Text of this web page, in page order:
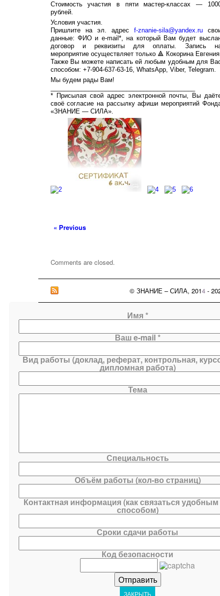
Стоимость участия в пяти мастер-классах —
рублей.
Условия участия.
Пришлите на эл. адрес f-znanie-sila@yandex.ru
данные: ФИО и e-mail*, на который Вам будет
договор и реквизиты для оплаты. Запись
мероприятие осуществляет только 🔺 Кокорина
Также Вы можете написать ей любым удобным для
способом: +7-904-637-63-16, WhatsApp, Viber, Telegram.
Мы будем рады Вам!
* Присылая свой адрес электронной почты, Вы
своё согласие на рассылку афиши мероприятий
«ЗНАНИЕ — СИЛА».
« Previous
Comments are closed.
© ЗНАНИЕ – СИЛА, 2014-
Имя *
Ваш e-mail *
Вид работы (доклад, реферат, контрольная,
дипломная работа)
Тема
Специальность
Объём работы (кол-во страниц)
Контактная информация (как связаться
способом)
Сроки сдачи работы
Код безопасности
ЗАКРЫТЬ